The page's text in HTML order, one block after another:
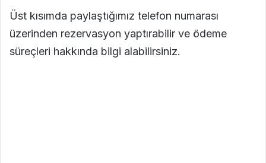
Üst kısımda paylaştığımız telefon numarası
üzerinden rezervasyon yaptırabilir ve ödeme
süreçleri hakkında bilgi alabilirsiniz.